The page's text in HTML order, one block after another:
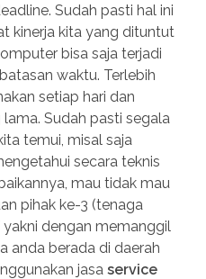
Sudah pasti hal ini
kinerja kita yang dituntut
bisa saja terjadi
waktu. Terlebih
setiap hari dan
Sudah pasti segala
temui, misal saja
secara teknis
mau tidak mau
pihak ke-3 (tenaga
dengan memanggil
anda berada di daerah
jasa service